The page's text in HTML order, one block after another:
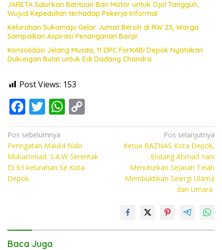
JARETA Salurkan Bantuan Ban Motor untuk Ojol Tangguh,
Wujud Kepedulian terhadap Pekerja Informal
Kelurahan Sukamaju Gelar Jumat Bersih di RW 23, Warga
Sampaikan Aspirasi Penanganan Banjir
Konsolidasi Jelang Musda, 11 DPC ForKABI Depok Nyatakan
Dukungan Bulat untuk Edi Dadang Chandra
Post Views: 153
F
ac
e
b
o
o
T
w
itt
er
W
h
at
s
A
o
y
Navigasi
pos
Pos sebelumnya
Peringatan Maulid Nabi
Muhammad. S.A.W Serentak
Di 63 kelurahan Se Kota
Depok.
Pos selanjutnya
Ketua BAZNAS Kota Depok,
Endang Ahmad Yani
Menuturkan Sejarah Telah
Membuktikan Sinergi Ulama
dan Umara
Baca Juga